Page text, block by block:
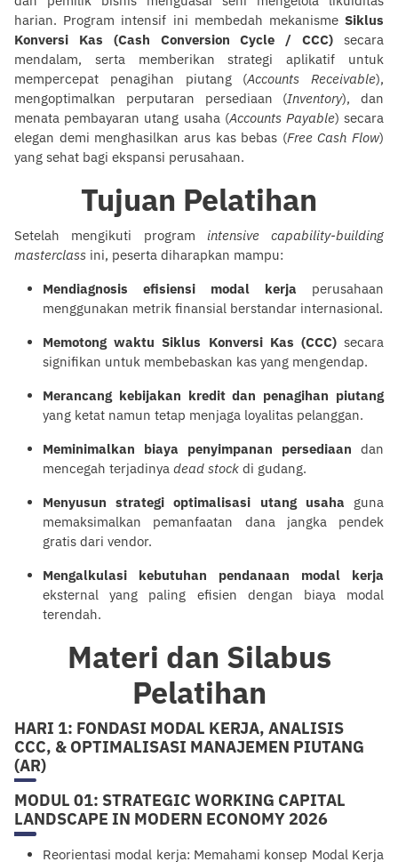
harian. Program intensif ini membedah mekanisme Siklus
Konversi Kas (Cash Conversion Cycle / CCC) secara
mendalam, serta memberikan strategi aplikatif untuk
mempercepat penagihan piutang (Accounts Receivable),
mengoptimalkan perputaran persediaan (Inventory), dan
menata pembayaran utang usaha (Accounts Payable) secara
elegan demi menghasilkan arus kas bebas (Free Cash Flow)
yang sehat bagi ekspansi perusahaan.
Tujuan Pelatihan
Setelah mengikuti program intensive capability-building
masterclass ini, peserta diharapkan mampu:
Mendiagnosis efisiensi modal kerja perusahaan
menggunakan metrik finansial berstandar internasional.
Memotong waktu Siklus Konversi Kas (CCC)secara
signifikan untuk membebaskan kas yang mengendap.
Merancang kebijakan kredit dan penagihan piutang
yang ketat namun tetap menjaga loyalitas pelanggan.
Meminimalkan biaya penyimpanan persediaan dan
mencegah terjadinya dead stock di gudang.
Menyusun strategi optimalisasi utang usaha guna
memaksimalkan pemanfaatan dana jangka pendek
gratis dari vendor.
Mengalkulasi kebutuhan pendanaan modal kerja
eksternal yang paling efisien dengan biaya modal
terendah.
Materi dan Silabus
Pelatihan
HARI 1: FONDASI MODAL KERJA, ANALISIS
CCC, & OPTIMALISASI MANAJEMEN PIUTANG
(AR)
MODUL 01: STRATEGIC WORKING CAPITAL
LANDSCAPE IN MODERN ECONOMY 2026
Reorientasi modal kerja: Memahami konsep Modal Kerja